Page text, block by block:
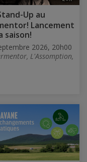
Up au
Lancement
saison!
2026, 20h00
L'Assomption,